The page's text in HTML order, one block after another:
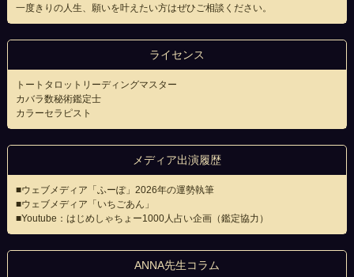
一度きりの人生、願いを叶えたい方はぜひご相談ください。
ライセンス
トートタロットリーディングマスター
カバラ数秘術鑑定士
カラーセラピスト
メディア出演履歴
■ウェブメディア「ふーぽ」2026年の運勢執筆
■ウェブメディア「いちごあん」
■Youtube：はじめしゃちょー1000人占い企画（鑑定協力）
ANNA先生コラム